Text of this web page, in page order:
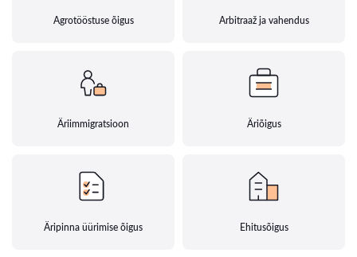
Agrotööstuse õigus Arbitraaž ja vahendus
Äriimmigratsioon Äriõigus
Äripinna üürimise õigus Ehitusõigus